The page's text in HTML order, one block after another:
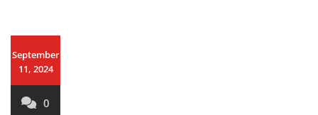
September
11, 2024
0